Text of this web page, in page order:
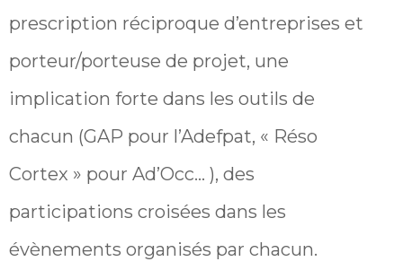
prescription réciproque d’entreprises et
porteur/porteuse de projet, une
implication forte dans les outils de
chacun (GAP pour l’Adefpat, « Réso
Cortex » pour Ad’Occ… ), des
participations croisées dans les
évènements organisés par chacun.